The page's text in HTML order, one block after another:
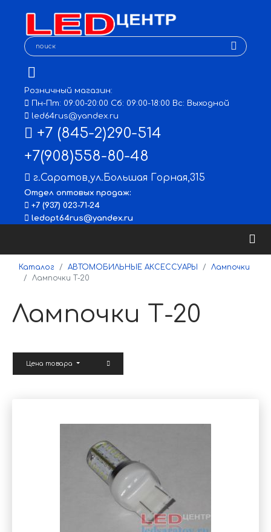
Розничный магазин:
Пн-Пт: 09:00-20:00 Сб: 09:00-18:00 Вс: Выходной
led64rus@yandex.ru
+7 (845-2)290-514
+7(908)558-80-48
г.Саратов,ул.Большая Горная,315
Отдел оптовых продаж:
+7 (937) 023-71-24
ledopt64rus@yandex.ru
Каталог АВТОМОБИЛЬНЫЕ АКСЕССУАРЫ
Лампочки
Лампочки Т-20
Лампочки Т-20
Цена товара